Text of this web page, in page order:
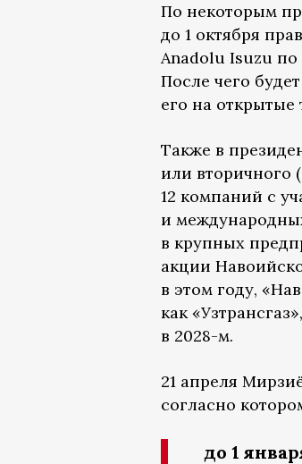
По некоторым
до 1 октября
Anadolu Isuzu
После чего
его на открытые
Также в
или вторичного
12 компаний с
и
в крупных
акции
в этом году,
как
в 2028-м.
21 апреля
согласно
до 1